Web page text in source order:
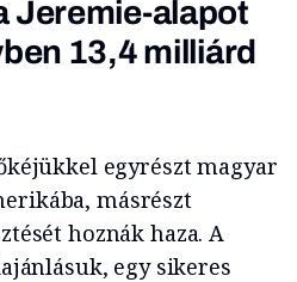
Jeremie-alapot
13,4 milliárd
egyrészt magyar
másrészt
hoznák haza. A
egy sikeres